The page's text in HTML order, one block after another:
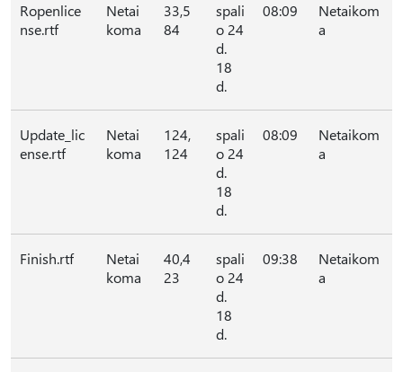
Ropenlice
nse.rtf
Netai
koma
33,5
84
spali
o 24
d.
18
d.
08:09
Netaikom
a
Update_lic
ense.rtf
Netai
koma
124,
124
spali
o 24
d.
18
d.
08:09
Netaikom
a
Finish.rtf
Netai
koma
40,4
23
spali
o 24
d.
18
d.
09:38
Netaikom
a